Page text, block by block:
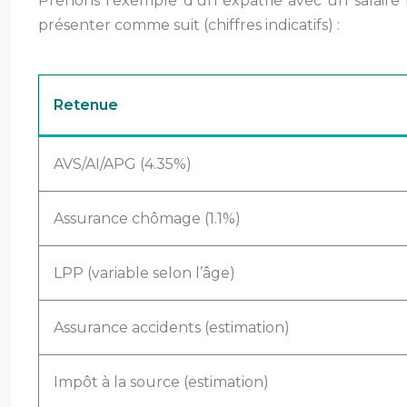
présenter comme suit (chiffres indicatifs) :
Retenue
AVS/AI/APG (4.35%)
Assurance chômage (1.1%)
LPP (variable selon l’âge)
Assurance accidents (estimation)
Impôt à la source (estimation)